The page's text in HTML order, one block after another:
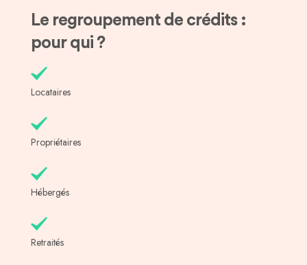
Le regroupement de crédits :
pour qui ?
Locataires
Propriétaires
Hébergés
Retraités